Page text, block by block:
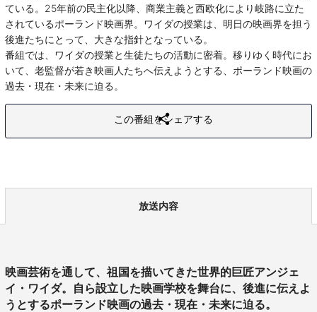
ている。25年前の民主化以降、商業主義と西欧化により岐路に立た
されているポーランド映画界。ワイダの授業は、明日の映画界を担う
後進たちにとって、大きな指針となっている。
番組では、ワイダの授業と生徒たちの活動に密着。移りゆく時代にお
いて、老監督が若き映画人たちへ伝えようとする、ポーランド映画の
過去・現在・未来に迫る。
この番組をシェアする
放送内容
映画芸術を通して、祖国を描いてきた世界的巨匠アンジェ
イ・ワイダ。自ら設立した映画学校を舞台に、後進に伝えよ
うとするポーランド映画の過去・現在・未来に迫る。